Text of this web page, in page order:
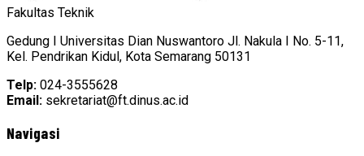
Fakultas Teknik
Gedung I Universitas Dian Nuswantoro Jl. Nakula I No. 5-11,
Kel. Pendrikan Kidul, Kota Semarang 50131
Telp: 024-3555628
Email: sekretariat@ft.dinus.ac.id
Navigasi